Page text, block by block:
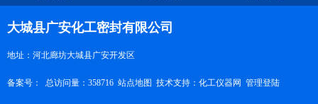
大城县广安化工密封有限公司
地址：河北廊坊大城县广安开发区
备案号： 总访问量：358716 站点地图 技术支持： 化工仪器网 管理登陆